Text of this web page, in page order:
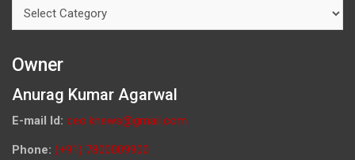
Owner
Anurag Kumar Agarwal
E-mail Id: ceo.knews@gmail.com
Phone: (+91) 7800009900